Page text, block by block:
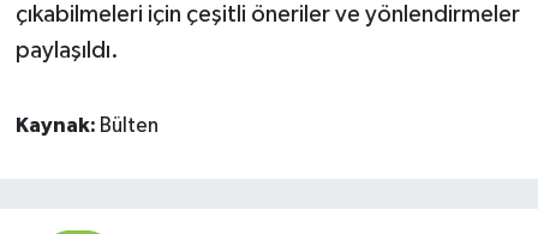
çıkabilmeleri için çeşitli öneriler ve yönlendirmeler
paylaşıldı.
Kaynak: Bülten